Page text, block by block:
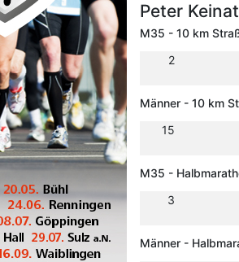
Peter
M35 - 10 km
2
Männer - 10 km
15
M35 -
3
Männer -